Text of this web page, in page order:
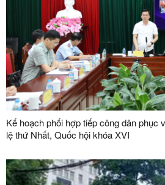
Kế hoạch phối hợp tiếp công dân phục vụ Kỳ họp không
lệ thứ Nhất, Quốc hội khóa XVI